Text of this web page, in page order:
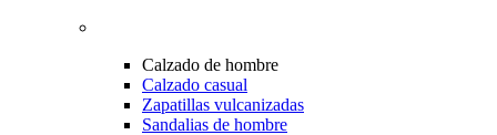
Calzado de hombre
Calzado casual
Zapatillas vulcanizadas
Sandalias de hombre